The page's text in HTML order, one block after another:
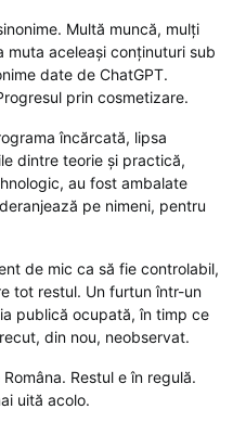
Multă muncă, mulți
aceleași conținuturi sub
date de ChatGPT.
prin cosmetizare.
încărcată, lipsa
dintre teorie și practică,
au fost ambalate
pe nimeni, pentru
de mic ca să fie controlabil,
tot restul. Un furtun într-un
publică ocupată, în timp ce
din nou, neobservat.
Restul e în regulă.
uită acolo.